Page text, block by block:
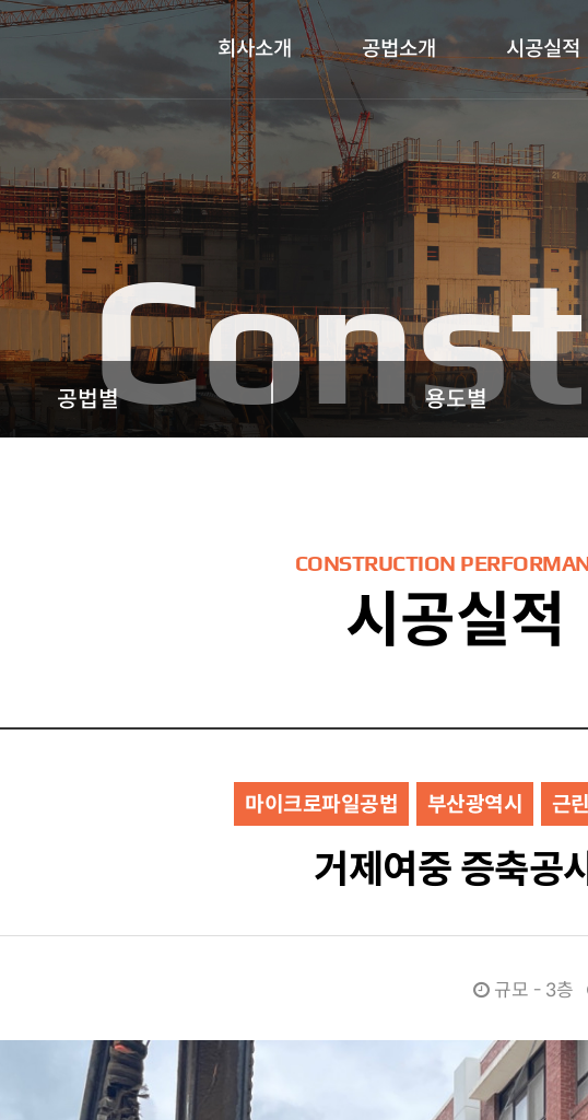
회사소개 공법소개 시공실적
공법별 용도별
CONSTRUCTION
시공실적
마이크로파일공법 부산광역시 근
거제여중 증축공
규모 - 3층